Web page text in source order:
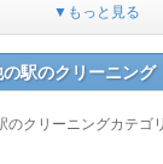
▼もっと見る
駅のクリーニング
のクリーニングカテゴ